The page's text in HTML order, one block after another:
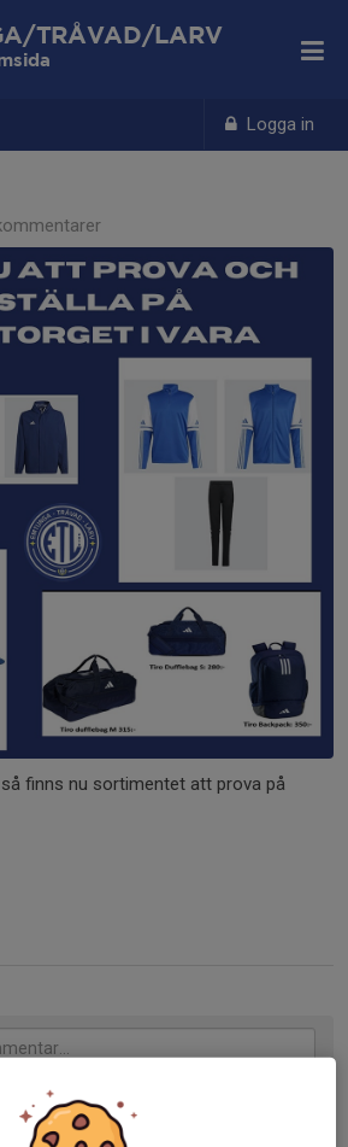
Logga in
TRÅVAD/LARV
finns nu sortimentet att prova på